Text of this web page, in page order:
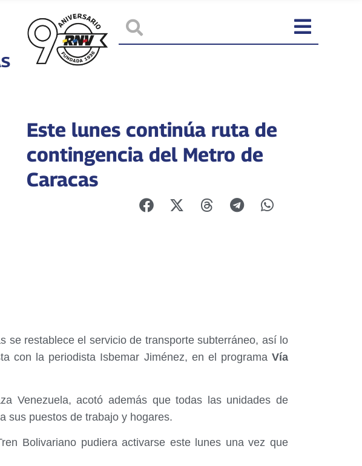
Este lunes continúa ruta de
contingencia del Metro de
Caracas
se restablece el servicio de transporte subterráneo, así lo
con la periodista Isbemar Jiménez, en el programa Vía
Venezuela, acotó además que todas las unidades de
sus puestos de trabajo y hogares.
Bolivariano pudiera activarse este lunes una vez que